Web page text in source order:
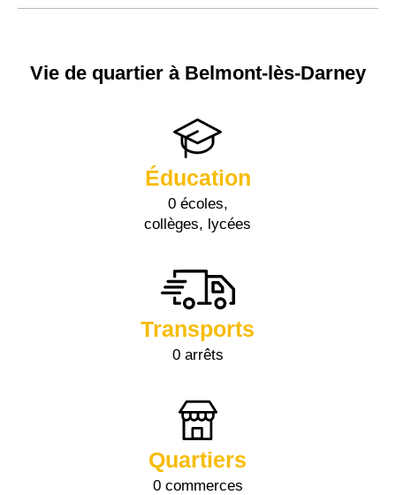
Vie de quartier à Belmont-lès-Darney
Éducation
0 écoles,
collèges, lycées
Transports
0 arrêts
Quartiers
0 commerces